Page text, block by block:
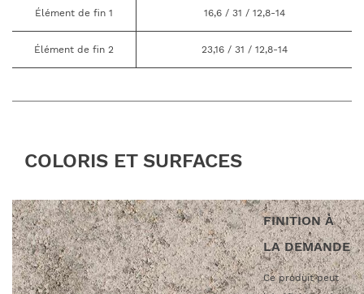
Élément de fin 1 16,6 / 31 / 12,8-14
Élément de fin 2 23,16 / 31 / 12,8-14
COLORIS ET SURFACES
FINITION À
LA DEMANDE
Ce produit peut